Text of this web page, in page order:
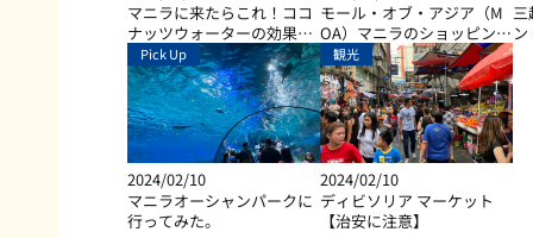
マニラに来たらこれ！ココ
ナッツウォーターの効果と
は？
モール・オブ・アジア（M
OA）マニラのショッピン
グ、ダイニング、エンター
テイメントなど総合施設
三
Pick Up
2024/02/10
マニラオーシャンパークに
行ってみた。
観光
2024/02/10
ディビソリア マーケット
【治安に注意】